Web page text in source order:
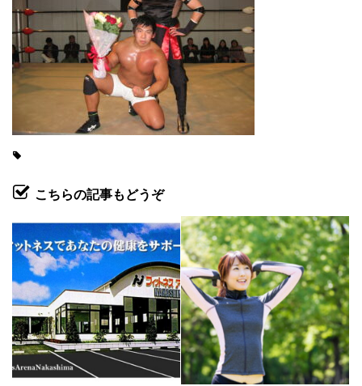
こちらの記事もどうぞ